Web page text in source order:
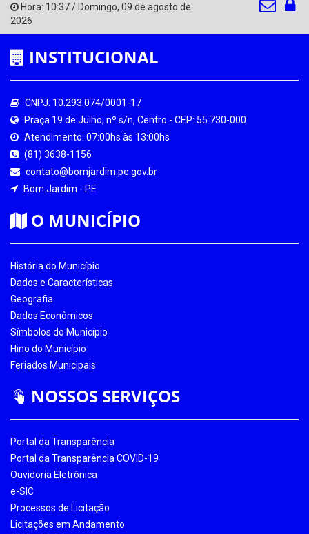
Hora: 10:37/ Domingo, 09 de agosto de
2026
INSTITUCIONAL
CNPJ: 10.293.074/0001-17
Praça 19 de Julho, nº s/n, Centro - CEP: 55.730-000
Atendimento: 07:00hs às 13:00hs
(81) 3638-1156
contato@bomjardim.pe.gov.br
Bom Jardim - PE
O MUNICÍPIO
História do Município
Dados e Características
Geografia
Dados Econômicos
Símbolos do Município
Hino do Município
Feriados Municipais
NOSSOS SERVIÇOS
Portal da Transparência
Portal da Transparência COVID-19
Ouvidoria Eletrônica
e-SIC
Processos de Licitação
Licitações em Andamento